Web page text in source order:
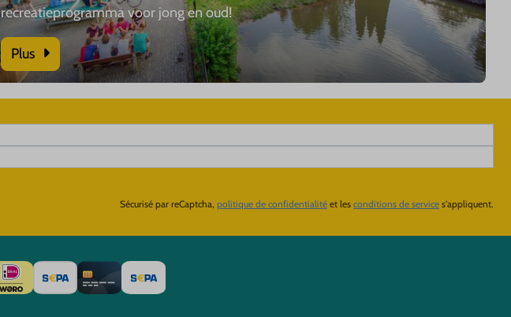
recreatieprogramma voor jong en oud!
Plus
Sécurisé par reCaptcha, politique de confidentialité et les conditions de service s'appliquent.